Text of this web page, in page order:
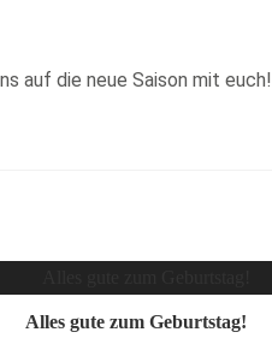
auf die neue Saison mit euch!
Alles gute zum Geburtstag!